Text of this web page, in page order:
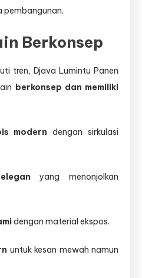
pembangunan.
Berkonsep
tren, Djava Lumintu Panen
berkonsep dan memiliki
modern dengan sirkulasi
yang menonjolkan
dengan material ekspos.
untuk kesan mewah namun